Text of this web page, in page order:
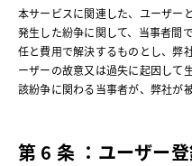
本サービスに関連した、ユーザー
発生した紛争に関して、当事者間
任と費用で解決するものとし、弊
ーザーの故意又は過失に起因して
該紛争に関わる当事者が、弊社が
第 6 条 ：ユーザー